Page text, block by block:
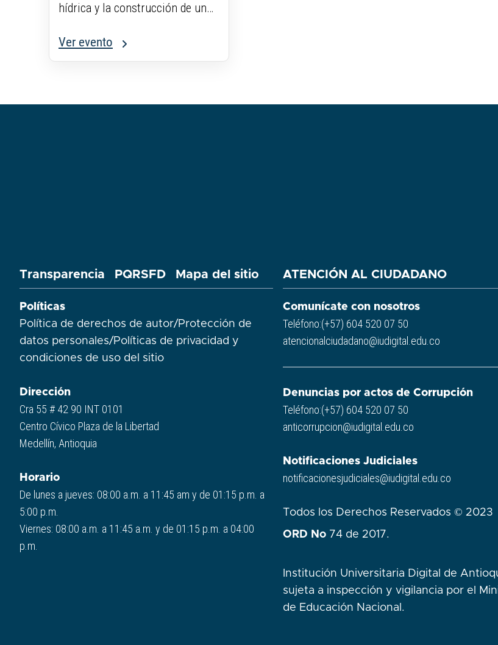
hídrica y la construcción de un
Ver evento
Transparencia PQRSFD Mapa del sitio
Políticas
Política de derechos de autor/Protección de
datos personales/Políticas de privacidad y
condiciones de uso del sitio​
Dirección
Cra 55 # 42 90 INT 0101
Centro Cívico Plaza de la Libertad
Medellín, Antioquia
Horario
De lunes a jueves: 08:00 a.m. a 11:45 am y de 01:15 p.m. a
5:00 p.m.
Viernes: 08:00 a.m. a 11:45 a.m. y de 01:15 p.m. a 04:00
p.m.
ATENCIÓN AL CIUDADANO
Comunícate con nosotros
Teléfono:(+57) 604 520 07 50
atencionalciudadano@iudigital.edu.co
Denuncias por actos de Corrupción
Teléfono:(+57) 604 520 07 50
anticorrupcion@iudigital.edu.co
Notificaciones Judiciales
notificacionesjudiciales@iudigital.edu.co
Todos los Derechos Reservados © 2023
ORD No 74 de 2017.
Institución Universitaria Digital de
sujeta a inspección y vigilancia por el
de Educación Nacional.